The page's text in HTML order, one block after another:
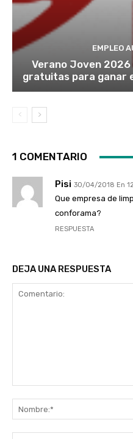
EMPLEO
Verano Joven 2026
gratuitas para ganar
1 COMENTARIO
Pisi 30/04/2018 En
Que empresa de
conforama?
RESPUESTA
DEJA UNA RESPUESTA